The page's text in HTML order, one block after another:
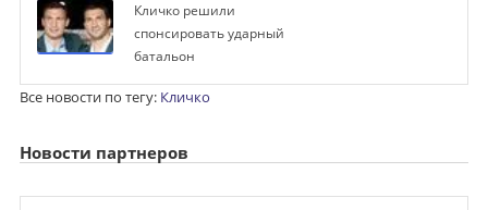
Кличко решили
спонсировать ударный
батальон
Все новости по тегу: Кличко
Новости партнеров